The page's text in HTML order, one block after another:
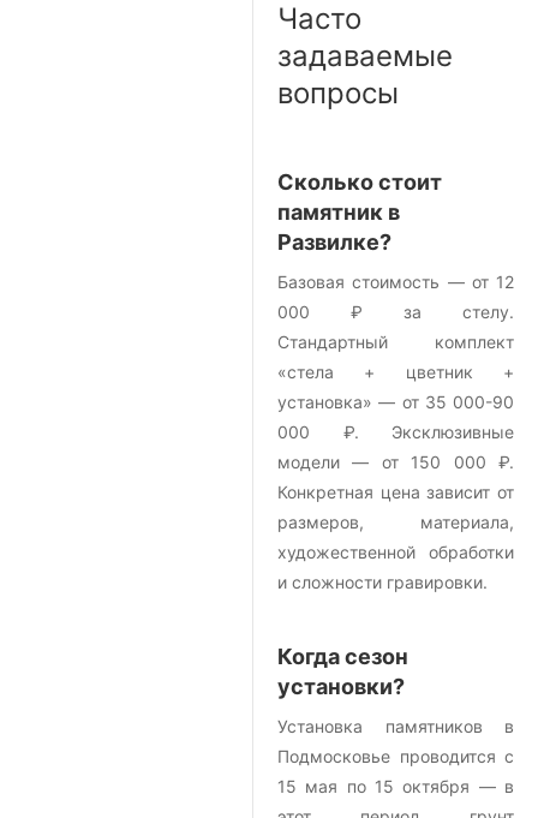
Часто
задаваемые
вопросы
Сколько стоит
памятник в
Развилке?
Базовая стоимость — от 12
000 ₽ за стелу.
Стандартный комплект
«стела + цветник +
установка» — от 35 000-90
000 ₽. Эксклюзивные
модели — от 150 000 ₽.
Конкретная цена зависит от
размеров, материала,
художественной обработки
и сложности гравировки.
Когда сезон
установки?
Установка памятников в
Подмосковье проводится с
15 мая по 15 октября — в